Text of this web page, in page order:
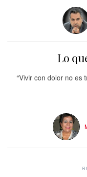
Lo
“Vivir con dolor no es